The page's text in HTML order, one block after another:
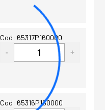
Cod: 65317P160000
Cod: 65316P160000